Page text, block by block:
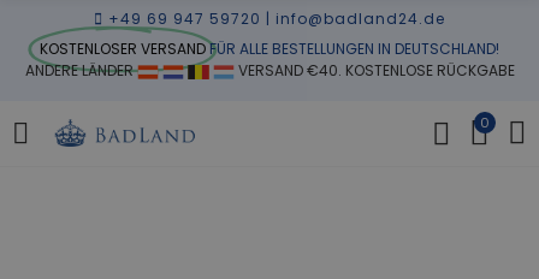
+49 69 947 59720 | info@badland24.de
KOSTENLOSER VERSANDFÜR ALLE BESTELLUNGEN IN DEUTSCHLAND!
ANDERE LÄNDER
VERSAND €40. KOSTENLOSE RÜCKGABE
0